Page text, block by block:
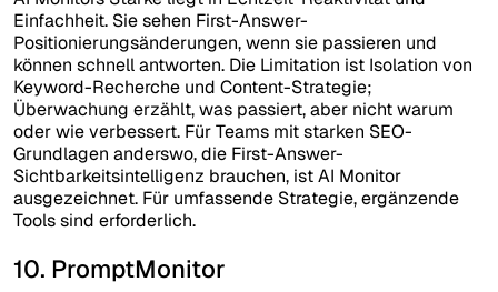
Einfachheit. Sie sehen First-Answer-
Positionierungsänderungen, wenn sie passieren und
können schnell antworten. Die Limitation ist Isolation von
Keyword-Recherche und Content-Strategie;
Überwachung erzählt, was passiert, aber nicht warum
oder wie verbessert. Für Teams mit starken SEO-
Grundlagen anderswo, die First-Answer-
Sichtbarkeitsintelligenz brauchen, ist AI Monitor
ausgezeichnet. Für umfassende Strategie, ergänzende
Tools sind erforderlich.
10. PromptMonitor